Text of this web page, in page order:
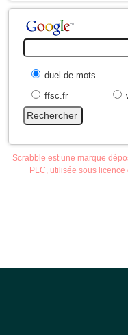
duel-de-mots
ffsc.fr
Scrabble est une marque
PLC, utilisée sous licence